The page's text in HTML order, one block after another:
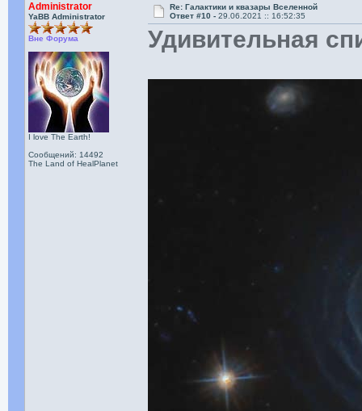
Administrator
YaBB Administrator
Вне Форума
I love The Earth!
Сообщений: 14492
The Land of HealPlanet
Re: Галактики и квазары Вселенной
Ответ #10 -29.06.2021 :: 16:52:35
Удивительная